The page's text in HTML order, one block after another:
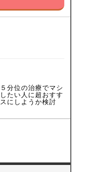
分位の治療でマシ
たい人に超おすす
にしようか検討